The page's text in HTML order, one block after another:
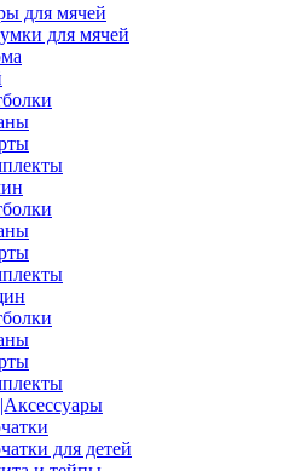
для мячей
для мячей
для детей